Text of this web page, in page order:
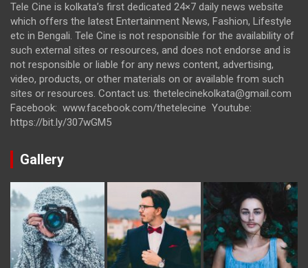
Tele Cine is kolkata’s first dedicated 24×7 daily news website
which offers the latest Entertainment News, Fashion, Lifestyle
etc in Bengali. Tele Cine is not responsible for the availability of
such external sites or resources, and does not endorse and is
not responsible or liable for any news content, advertising,
video, products, or other materials on or available from such
sites or resources. Contact us: thetelecinekolkata@gmail.com
Facebook: www.facebook.com/thetelecine Youtube:
https://bit.ly/307wGM5
Gallery